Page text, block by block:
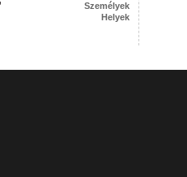
Személyek
Helyek